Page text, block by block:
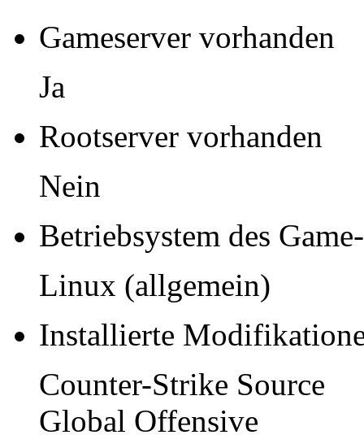
Gameserver vorhanden
Ja
Rootserver vorhanden
Nein
Betriebsystem des
Linux (allgemein)
Installierte
Counter-Strike Source
Global Offensive